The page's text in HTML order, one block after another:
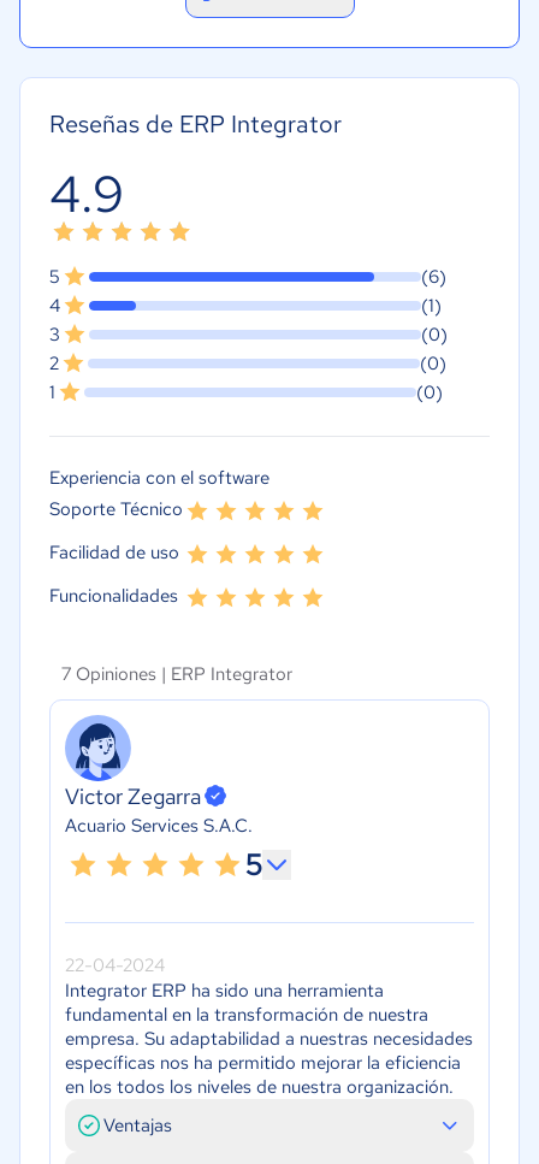
Reseñas de ERP Integrator
4.9
5
(6)
4
(1)
3
(0)
2
(0)
1
(0)
Experiencia con el software
Soporte Técnico
Facilidad de uso
Funcionalidades
7 Opiniones | ERP Integrator
Victor Zegarra
Acuario Services S.A.C.
5
22-04-2024
Integrator ERP ha sido una herramienta
fundamental en la transformación de nuestra
empresa. Su adaptabilidad a nuestras necesidades
específicas nos ha permitido mejorar la eficiencia
en los todos los niveles de nuestra organización.
Ventajas